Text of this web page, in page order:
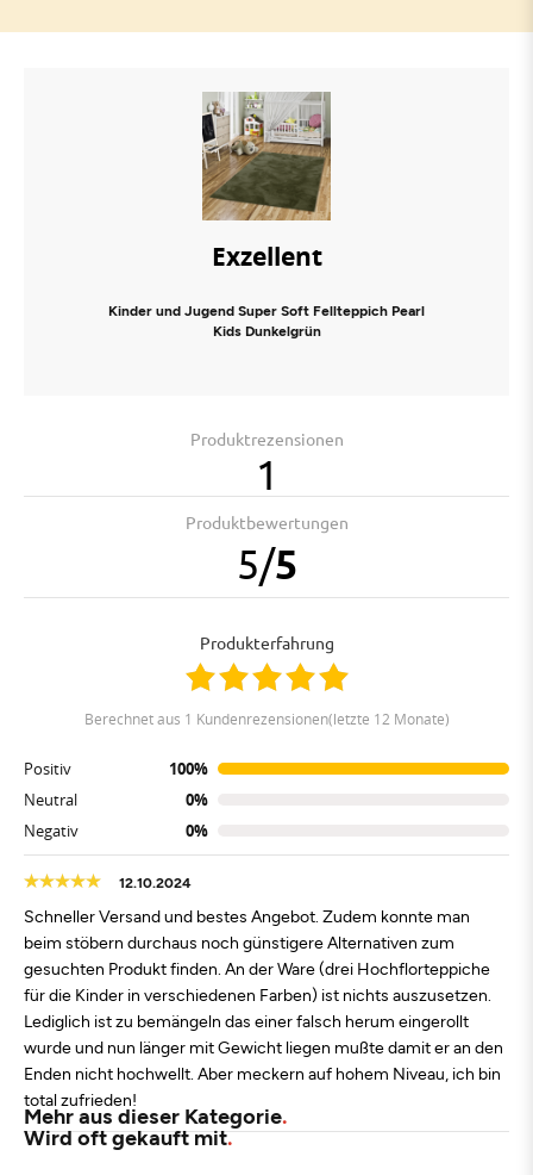
Exzellent
Kinder und Jugend Super Soft Fellteppich Pearl
Kids Dunkelgrün
Produktrezensionen
1
Produktbewertungen
5/5
Produkterfahrung
berechnet aus 1 Kundenrezensionen(letzte 12 Monate)
Positiv
100%
Neutral
0%
Negativ
0%
12.10.2024
Schneller Versand und bestes Angebot. Zudem konnte man
beim stöbern durchaus noch günstigere Alternativen zum
gesuchten Produkt finden. An der Ware (drei Hochflorteppiche
für die Kinder in verschiedenen Farben) ist nichts auszusetzen.
Lediglich ist zu bemängeln das einer falsch herum eingerollt
wurde und nun länger mit Gewicht liegen mußte damit er an den
Enden nicht hochwellt. Aber meckern auf hohem Niveau, ich bin
total zufrieden!
Mehr aus dieser Kategorie
Wird oft gekauft mit